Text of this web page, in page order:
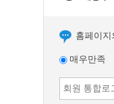
홈페이
매우만족